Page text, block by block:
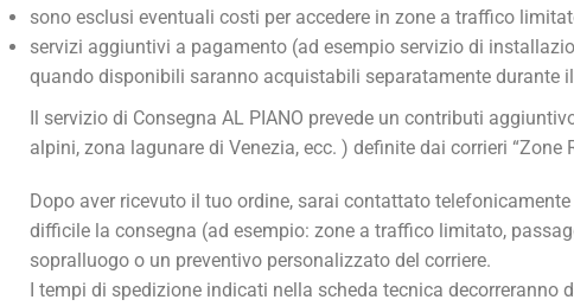
sono esclusi eventuali costi per accedere in zone a traffico
servizi aggiuntivi a pagamento (ad esempio servizio di
quando disponibili saranno acquistabili separatamente durante
Il servizio di Consegna AL PIANO prevede un contributi
alpini, zona lagunare di Venezia, ecc. ) definite dai corrieri “Zone
Dopo aver ricevuto il tuo ordine, sarai contattato
difficile la consegna (ad esempio: zone a traffico limitato,
sopralluogo o un preventivo personalizzato del corriere.
I tempi di spedizione indicati nella scheda tecnica decorreranno